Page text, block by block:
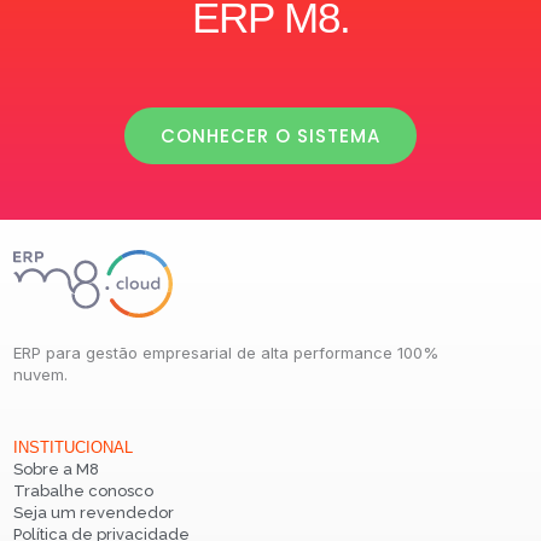
ERP M8.
CONHECER O SISTEMA
ERP para gestão empresarial de alta performance 100%
nuvem.
INSTITUCIONAL
Sobre a M8
Trabalhe conosco
Seja um revendedor
Política de privacidade